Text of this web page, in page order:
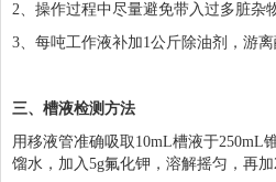
2、操作过程中尽量避免带入过多脏杂
3、每吨工作液补加1公斤除油剂，游离
三、槽液检测方法
用移液管准确吸取10mL槽液于250mL
馏水，加入5g氟化钾，溶解摇匀，再